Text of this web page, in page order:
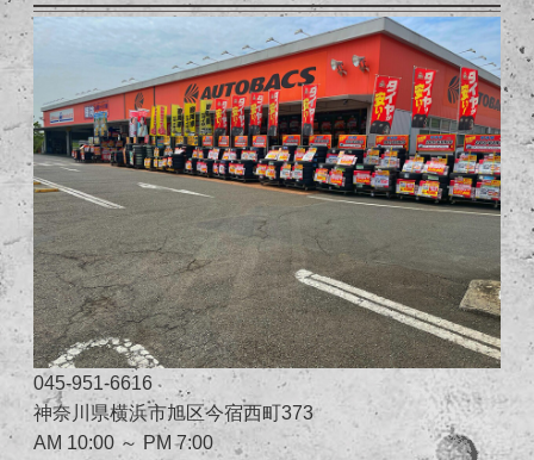
045-951-6616
神奈川県横浜市旭区今宿西町373
AM 10:00 ～ PM 7:00